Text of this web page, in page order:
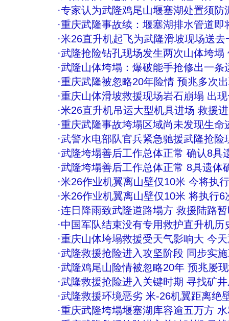
·专家认为武隆鸡尾山堰塞湖处置须防
·重庆武隆事故续：堰塞湖排水管道即
·米26直升机起飞为武隆滑坡现场送去
·武隆抢险钻孔现场发生两次山体垮塌
·武隆山体垮塌：爆破能手抢修出一条
·重庆武隆被忽略20年险情 预兆多次
·重庆山体滑坡救援现场岩石崩塌 出
·米26直升机吊运大型机具进场 救援
·重庆武隆事故垮塌区域尚未发现生命
·武警水电部队官兵紧急驰援武隆抢险
·武隆垮塌善后工作总体正常 确认8具
·武隆垮塌善后工作总体正常 8具遗体
·米26作业机翼离山壁仅10米 今将执
·米26作业机翼离山壁仅10米 将执行6
·连日降雨致武隆道路塌方 救援陆路
·中国军队结束没有专用救护直升机历
·重庆山体垮塌救援受天气影响大 今
·武隆救援抢险进入攻坚阶段 同步实
·武隆鸡尾山险情被忽略20年 预兆屡
·武隆救援抢险进入关键时期 寻找矿
·武隆救援环境恶劣 米-26机翼距离绝
·重庆武隆垮塌堰塞湖库容逾五万方